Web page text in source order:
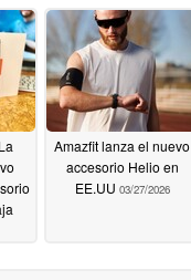
Amazfit lanza el nuevo
accesorio Helio en
EE.UU 03/27/2026